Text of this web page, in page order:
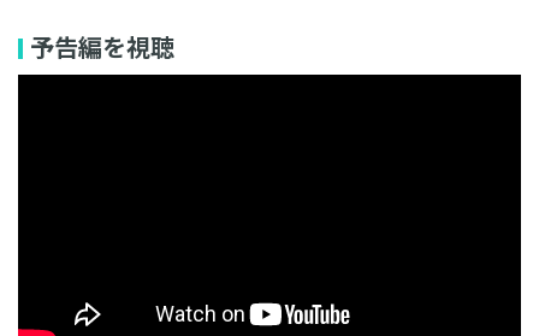
予告編を視聴